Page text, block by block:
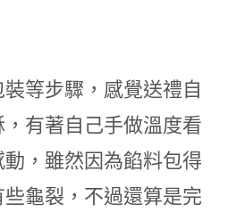
等步驟，感覺送禮自
有著自己手做溫度看
，雖然因為餡料包得
龜裂，不過還算是完